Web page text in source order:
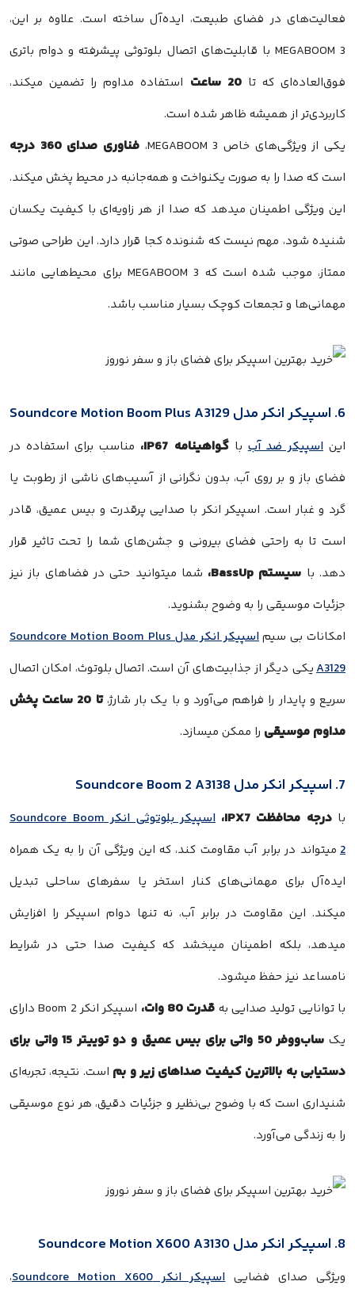
فعالیت‌های در فضای طبیعت، ایده‌آل ساخته است. علاوه بر این،
MEGABOOM 3 با قابلیت‌های اتصال بلوتوثی پیشرفته و دوام باتری
فوق‌العاده‌ای که تا20 ساعت
استفاده مداوم را تضمین میکند،
کاربردی‌تر از همیشه ظاهر شده است.
یکی از ویژگی‌های خاص MEGABOOM 3،
فناوری صدای 360 درجه‌
است که صدا را به صورت یکنواخت و همه‌جانبه در محیط پخش میکند.
این ویژگی اطمینان میدهد که صدا از هر زاویه‌ای با کیفیت یکسان
شنیده شود، مهم نیست که شنونده کجا قرار دارد. این طراحی صوتی
ممتاز، موجب شده است که MEGABOOM 3 برای محیط‌هایی مانند
مهمانی‌ها و تجمعات کوچک بسیار مناسب باشد.
6. اسپیکر انکر مدل Soundcore Motion Boom Plus A3129
ایناسپیکر ضد آبباگواهینامه IP67،
مناسب برای استفاده در
فضای باز و بر روی آب، بدون نگرانی از آسیب‌های ناشی از رطوبت یا
گرد و غبار است. اسپیکر انکر با صدایی پرقدرت و بیس عمیق، قادر
است تا به راحتی فضای بیرونی و جشن‌های شما را تحت تاثیر قرار
دهد. با سیستم BassUp،
شما میتوانید حتی در فضاهای باز نیز
جزئیات موسیقی را به وضوح بشنوید.
امکانات بی‌ سیم
اسپیکر انکر مدل Soundcore Motion Boom Plus
A3129یکی دیگر از جذابیت‌های آن است. اتصال بلوتوث، امکان اتصال
سریع و پایدار را فراهم می‌آورد و با یک بار شارژ،
تا 20 ساعت پخش
مداوم موسیقی را ممکن میسازد.
7. اسپیکر انکر مدل Soundcore Boom 2 A3138
بادرجه محافظت IPX7،
اسپیکر بلوتوثی انکر Soundcore Boom
2 میتواند در برابر آب مقاومت کند، که این ویژگی آن را به یک همراه
ایده‌آل برای مهمانی‌های کنار استخر یا سفرهای ساحلی تبدیل
میکند. این مقاومت در برابر آب، نه تنها دوام اسپیکر را افزایش
میدهد، بلکه اطمینان میبخشد که کیفیت صدا حتی در شرایط
نامساعد نیز حفظ میشود.
با توانایی تولید صدایی به قدرت 80 وات،
اسپیکر انکر Boom 2 دارای
یک
ساب‌ووفر 50 واتی برای بیس عمیق و دو توییتر 15 واتی برای
دستیابی به بالاترین کیفیت صداهای زیر و بم است. نتیجه، تجربه‌ای
شنیداری است که با وضوح بی‌نظیر و جزئیات دقیق، هر نوع موسیقی
را به زندگی می‌آورد.
8. اسپیکر انکر مدل Soundcore Motion X600 A3130
ویژگی صدای فضاییاسپیکر انکر Soundcore Motion X600
،